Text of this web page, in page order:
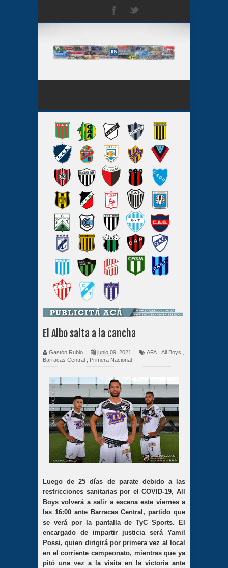
El Albo salta a la cancha
Gastón Rubio junio 09, 2021 AFA All Boys
Barracas Central
Primera Nacional
Luego de 25 días de parate debido a las
restricciones sanitarias por el COVID-19, All
Boys volverá a salir a escena este viernes a
las 16:00 ante Barracas Central, partido que
se verá por la pantalla de TyC Sports. El
encargado de impartir justicia será Yamil
Possi, quien dirigirá por primera vez al local
en el corriente campeonato, mientras que ya
pitó una vez a la visita en la victoria ante